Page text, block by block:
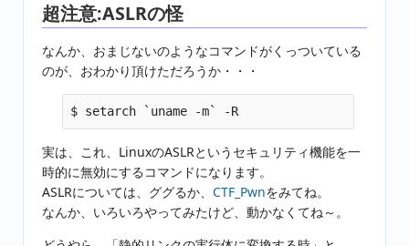
超注意:ASLRの怪
なんか、おまじないのようなコマンドがくっついている
のが、おわかり頂けただろうか・・・
$ setarch `uname -m` -R
実は、これ、LinuxのASLRというセキュリティ機能を一
時的に無効にするコマンドになります。
ASLRについては、ググるか、 CTF_Pwnをみてね。
なんか、いろいろやってみたけど、動かなくてね～。